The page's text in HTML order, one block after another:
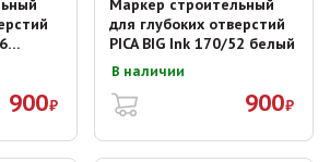
900₽
Маркер строительный
для глубоких отверстий
PICA BIG Ink 170/52 белый
В наличии
900₽